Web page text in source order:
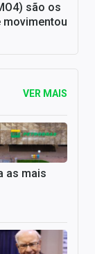
são os
movimentou
VER MAIS
as mais